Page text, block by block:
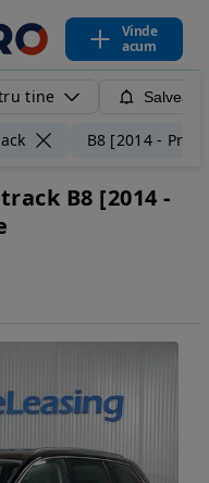
Vinde
acum
tine
B8 [2014 -
B8 [2014 -